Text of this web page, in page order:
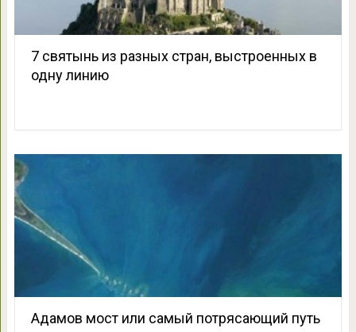
7 святынь из разных стран, выстроенных в
одну линию
Адамов мост или самый потрясающий путь